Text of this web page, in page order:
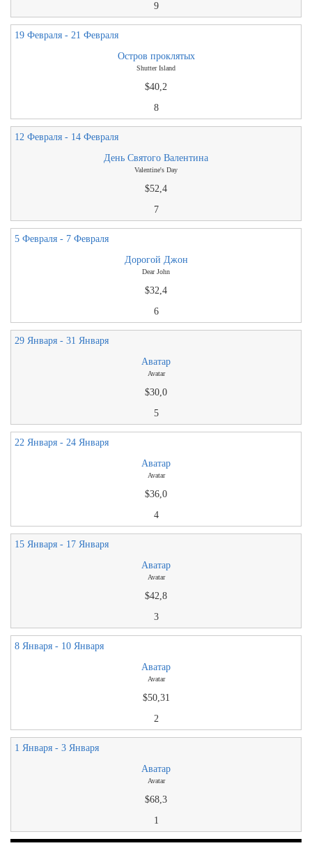
9
19 Февраля - 21 Февраля
Остров проклятых
Shutter Island
$40,2
8
12 Февраля - 14 Февраля
День Святого Валентина
Valentine's Day
$52,4
7
5 Февраля - 7 Февраля
Дорогой Джон
Dear John
$32,4
6
29 Января - 31 Января
Аватар
Avatar
$30,0
5
22 Января - 24 Января
Аватар
Avatar
$36,0
4
15 Января - 17 Января
Аватар
Avatar
$42,8
3
8 Января - 10 Января
Аватар
Avatar
$50,31
2
1 Января - 3 Января
Аватар
Avatar
$68,3
1